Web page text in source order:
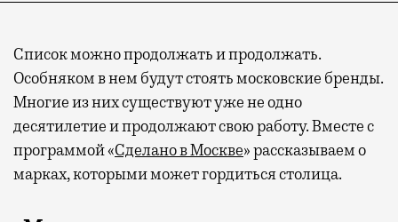
Список можно продолжать и продолжать.
Особняком в нем будут стоять московские бренды.
Многие из них существуют уже не одно
десятилетие и продолжают свою работу. Вместе с
программой «Сделано в Москве» рассказываем о
марках, которыми может гордиться столица.